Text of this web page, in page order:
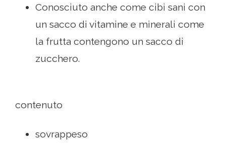
Conosciuto anche come cibi sani con
un sacco di vitamine e minerali come
la frutta contengono un sacco di
zucchero.
contenuto
sovrappeso